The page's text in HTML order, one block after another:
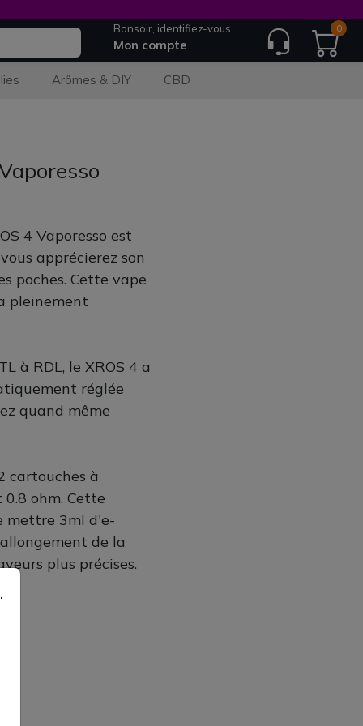
Bonsoir, identifiez-vous
Mon compte
0
Arômes & DIY CBD
4 Vaporesso est
apprécierez son
poches. Cette vape
pleinement
à RDL, le XROS 4 a
réglée
quand même
cartouches à
0.8 ohm. Cette
mettre 3ml d'e-
de la
plus précises.